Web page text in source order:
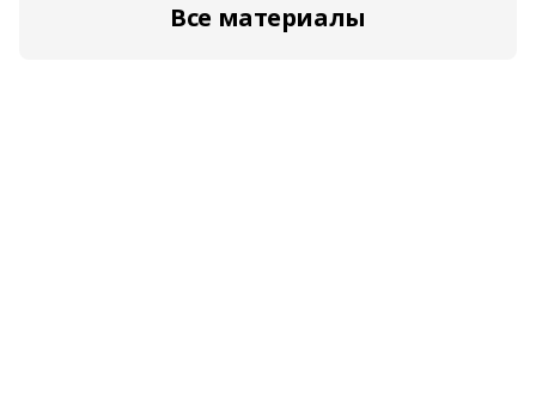
Все материалы